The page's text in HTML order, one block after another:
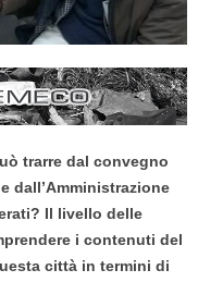
trarre dal convegno
dall’Amministrazione
Il livello delle
i contenuti del
città in termini di